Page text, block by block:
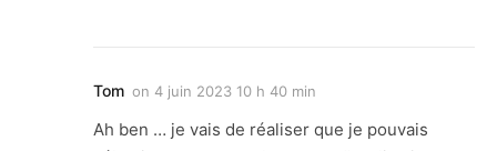
Tom on 4 juin 2023 10 h 40 min
Ah ben … je vais de réaliser que je pouvais